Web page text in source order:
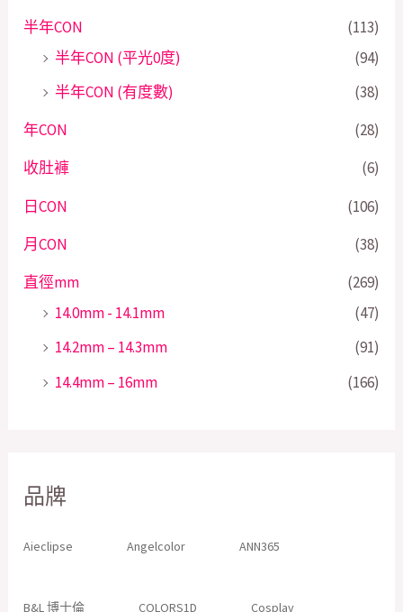
半年CON
(113)
半年CON (平光0度)
(94)
半年CON (有度數)
(38)
年CON
(28)
收肚褲
(6)
日CON
(106)
月CON
(38)
直徑mm
(269)
14.0mm - 14.1mm
(47)
14.2mm – 14.3mm
(91)
14.4mm – 16mm
(166)
品牌
Aieclipse Angelcolor ANN365
B&L 博士倫 COLORS1D Cosplay